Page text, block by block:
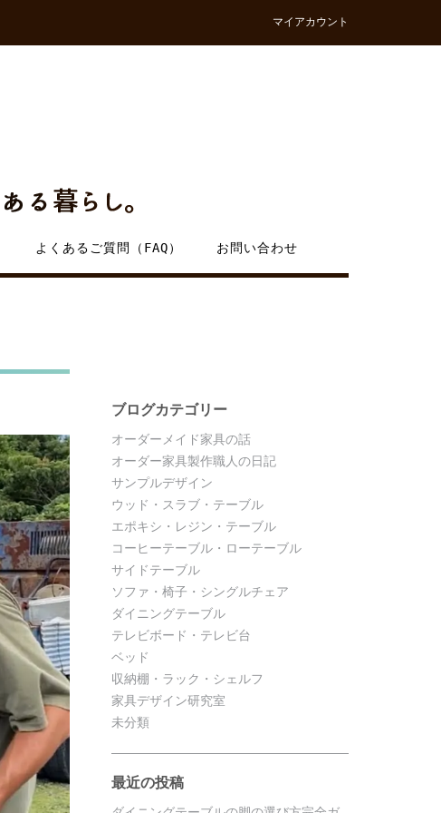
マイアカウント
よくあるご質問（FAQ） お問い合わせ
ブログカテゴリー
オーダーメイド家具の話
オーダー家具製作職人の日記
サンプルデザイン
ウッド・スラブ・テーブル
エポキシ・レジン・テーブル
コーヒーテーブル・ローテーブル
サイドテーブル
ソファ・椅子・シングルチェア
ダイニングテーブル
テレビボード・テレビ台
ベッド
収納棚・ラック・シェルフ
家具デザイン研究室
未分類
最近の投稿